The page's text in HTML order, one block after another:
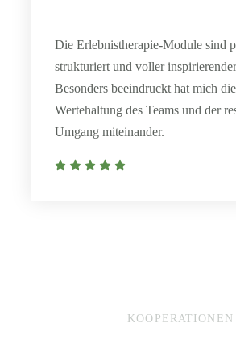
Die Erlebnistherapie-Module sind
strukturiert und voller
Besonders beeindruckt hat mich
Wertehaltung des Teams und der
Umgang miteinander.
KOOPERATIONEN